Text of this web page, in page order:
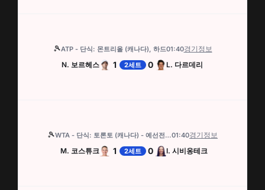
🎾ATP - 단식: 몬트리올 (캐나다), 하드01:40경기정보
N. 보르헤스
1 2세트 0 L. 다르데리
🎾 WTA - 단식: 토론토 (캐나다) - 예선전, 하드01:40경기정보
M. 코스튜크
1 2세트 0 I. 시비옹테크